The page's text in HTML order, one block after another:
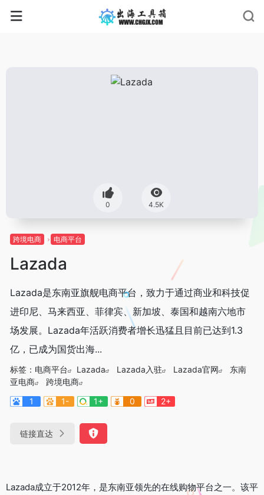
0 4.5K
跨境电商 电商平台
Lazada
Lazada是东南亚旗舰电商平台，致力于通过商业和科技促
进印尼、马来西亚、菲律宾、新加坡、泰国和越南六地市
场发展。Lazada年活跃消费者增长迅猛且目前已达到1.3
亿，已成为国货出海...
标签： 电商平台 Lazada Lazada入驻 Lazada官网
东南
亚电商
跨境电商
1
1- 1+ 0 2+
链接直达
Lazada成立于2012年，是东南亚领先的在线购物平台之一。该平